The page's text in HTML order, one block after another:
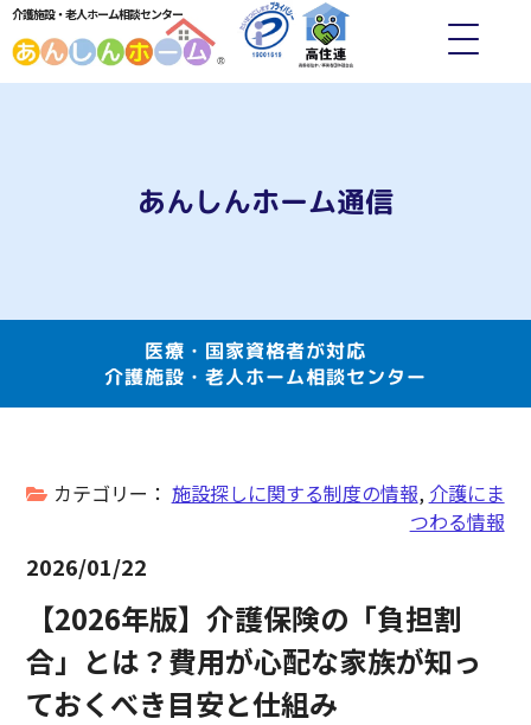
介護施設・老人ホーム相談センター
あんしんホーム通信
医療・国家資格者が対応
介護施設・老人ホーム相談センター
カテゴリー： 施設探しに関する制度の情報, 介護にま
つわる情報
2026/01/22
【2026年版】介護保険の「負担割
合」とは？費用が心配な家族が知っ
ておくべき目安と仕組み